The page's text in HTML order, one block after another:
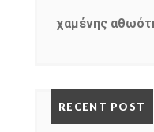
χαμένης
RECENT POST